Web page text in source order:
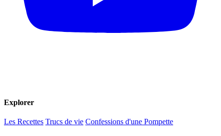
Explorer
Les Recettes Trucs de vie Confessions d'une Pompette